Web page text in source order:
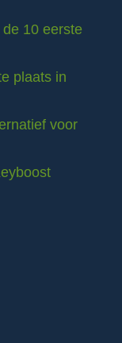
10 eerste
plaats in
voor